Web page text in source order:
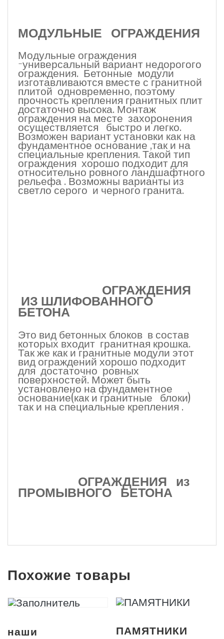
МОДУЛЬНЫЕ ОГРАЖДЕНИЯ
Модульные ограждения
-универсальный вариант недорогого
ограждения. Бетонные модули
изготавливаются вместе с гранитной
плитой одновременно, поэтому
прочность крепления гранитных плит
достаточно высока. Монтаж
ограждения на месте захоронения
осуществляется быстро и легко.
Возможен вариант установки как на
фундаментное основание ,так и на
специальные крепления. Такой тип
ограждения хорошо подходит для
относительно ровного ландшафтного
рельефа . Возможны варианты из
светло серого и черного гранита.
ОГРАЖДЕНИЯ
ИЗ ШЛИФОВАННОГО
БЕТОНА
Это вид бетонных блоков в состав
которых входит гранитная крошка.
Так же как и гранитные модули этот
вид ограждений хорошо подходит
для достаточно ровных
поверхностей. Может быть
установлено на фундаментное
основание(как и гранитные блоки)
так и на специальные крепления .
ОГРАЖДЕНИЯ из
ПРОМЫВНОГО БЕТОНА
Похожие товары
наши
ПАМЯТНИКИ